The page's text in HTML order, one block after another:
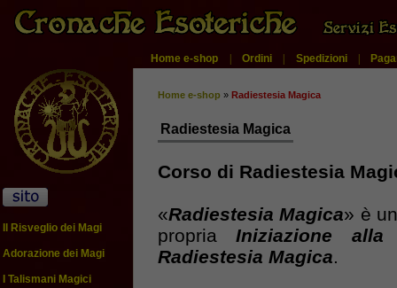
Home e-shop | Ordini | Spedizioni |
Il Risveglio dei Magi
Adorazione dei Magi
I Talismani Magici
Home e-shop » Radiestesia Magica
Radiestesia Magica
Corso di Radiestesia
«Radiestesia Magica» è
propriaIniziazione
Radiestesia Magica.